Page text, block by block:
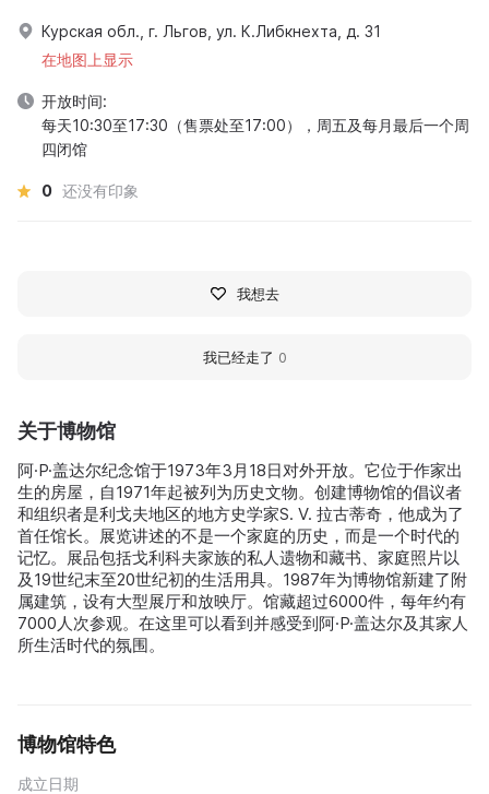
关于博物馆
阿·P·盖达尔纪念馆于1973年3月18日对外开放。它位于作家出
生的房屋，自1971年起被列为历史文物。创建博物馆的倡议者
和组织者是利戈夫地区的地方史学家S. V. 拉古蒂奇，他成为了
首任馆长。展览讲述的不是一个家庭的历史，而是一个时代的
记忆。展品包括戈利科夫家族的私人遗物和藏书、家庭照片以
及19世纪末至20世纪初的生活用具。1987年为博物馆新建了附
属建筑，设有大型展厅和放映厅。馆藏超过6000件，每年约有
7000人次参观。在这里可以看到并感受到阿·P·盖达尔及其家人
所生活时代的氛围。
博物馆特色
成立日期
Курская обл., г. Льгов, ул. К.Либкнехта, д. 31
在地图上显示
开放时间:
每天10:30至17:30（售票处至17:00），周五及每月最后一个周
四闭馆
0 还没有印象
我想去
我已经走了 0